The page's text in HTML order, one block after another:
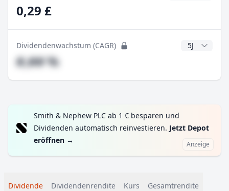
0,29 £
Dividendenwachstum (CAGR) CAGR Jahre
#,## %
Smith & Nephew PLC ab 1 € besparen und
Dividenden automatisch reinvestieren. Jetzt Depot
eröffnen → Anzeige
Dividende Dividendenrendite Kurs Gesamtrendite